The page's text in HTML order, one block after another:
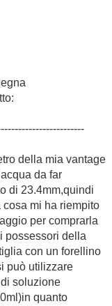
della mia vantage
da far
di 23.4mm,quindi
mi ha riempito
per comprarla
possessori della
con un forellino
può utilizzare
soluzione
quanto